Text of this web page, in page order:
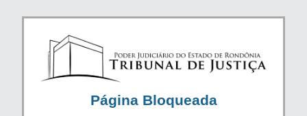
Página Bloqueada